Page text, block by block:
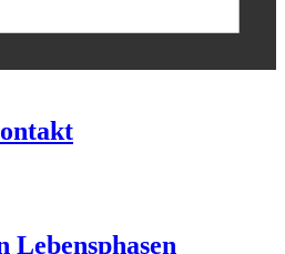
Lebensphasen